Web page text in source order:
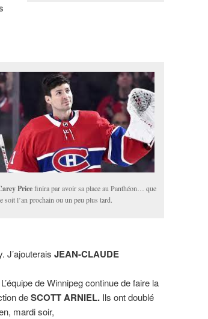
Pricefinira par avoir sa place au Panthéon… que
soit l’an prochain ou un peu plus tard.
J’ajouteraisJEAN-CLAUDE
L’équipe de Winnipeg continue de faire la
deSCOTT ARNIEL. Ils ont doublé
mardi soir,